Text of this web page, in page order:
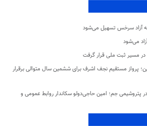
آزاد سرخس تسهیل می‌شود
می‌شود
پرواز مستقیم نجف اشرف برای ششمین سال متوالی برقرار
پتروشیمی جم؛ امین حاجی‌دولو سکاندار روابط عمومی و